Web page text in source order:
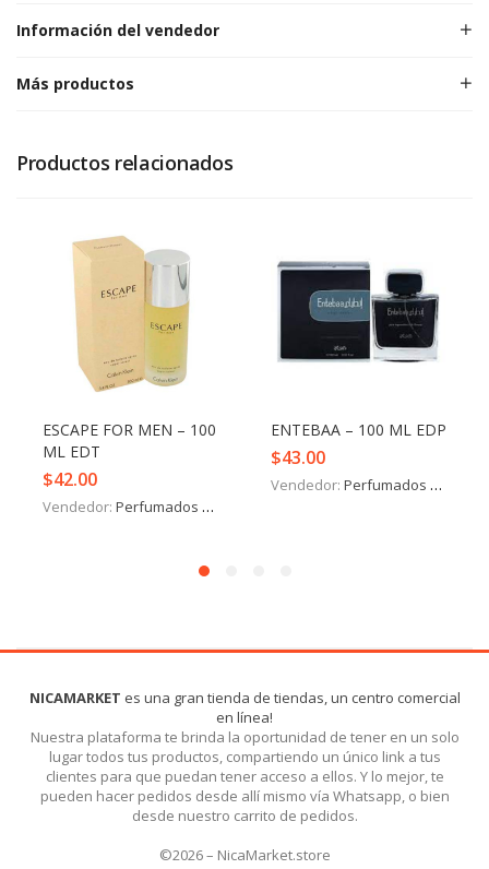
Información del vendedor
Más productos
Productos relacionados
ESCAPE FOR MEN – 100
ML EDT
$42.00
Vendedor: Perfumados y más
ENTEBAA – 100 ML EDP
$43.00
Vendedor: Perfumados y más
NICAMARKET es una gran tienda de tiendas, un centro comercial
en línea!
Nuestra plataforma te brinda la oportunidad de tener en un solo
lugar todos tus productos, compartiendo un único link a tus
clientes para que puedan tener acceso a ellos. Y lo mejor, te
pueden hacer pedidos desde allí mismo vía Whatsapp, o bien
desde nuestro carrito de pedidos.
©2026 – NicaMarket.store